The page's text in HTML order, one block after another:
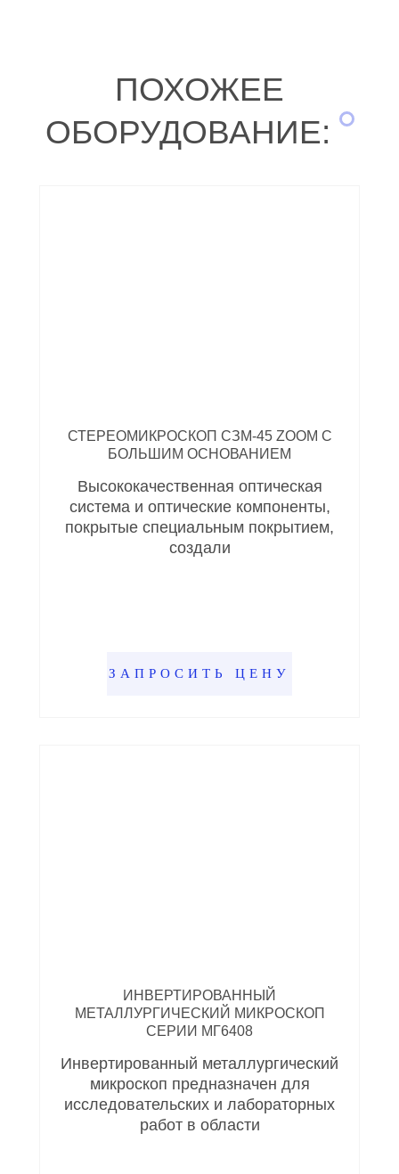
ПОХОЖЕЕ
ОБОРУДОВАНИЕ:
СТЕРЕОМИКРОСКОП СЗМ-45 ZOOM С
БОЛЬШИМ ОСНОВАНИЕМ
Высококачественная оптическая
система и оптические компоненты,
покрытые специальным покрытием,
создали
ЗАПРОСИТЬ ЦЕНУ
ИНВЕРТИРОВАННЫЙ
МЕТАЛЛУРГИЧЕСКИЙ МИКРОСКОП
СЕРИИ МГ6408
Инвертированный металлургический
микроскоп предназначен для
исследовательских и лабораторных
работ в области